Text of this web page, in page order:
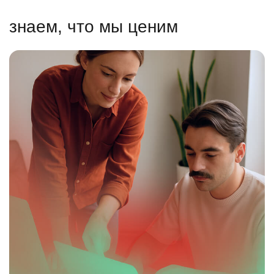
знаем, что мы ценим